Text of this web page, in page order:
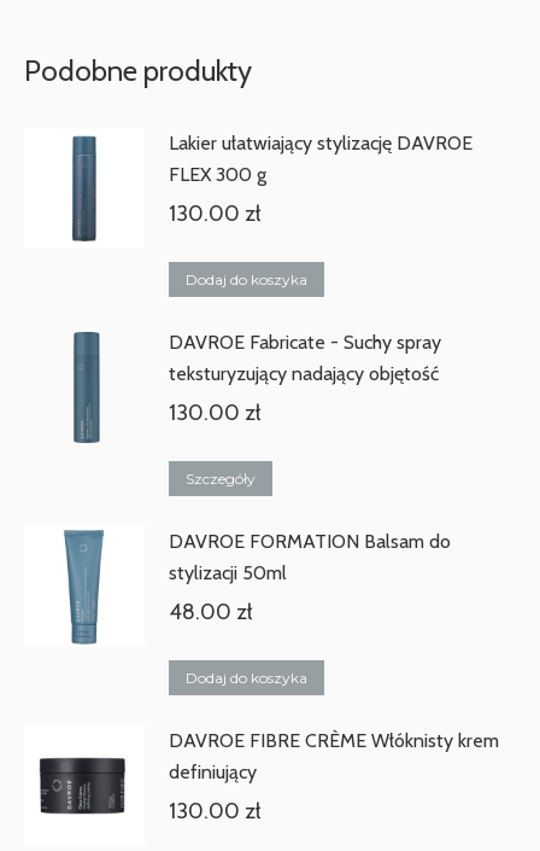
Podobne produkty
Lakier ułatwiający stylizację DAVROE
FLEX 300 g
130.00 zł
Dodaj do koszyka
DAVROE Fabricate - Suchy spray
teksturyzujący nadający objętość
130.00 zł
Szczegóły
DAVROE FORMATION Balsam do
stylizacji 50ml
48.00 zł
Dodaj do koszyka
DAVROE FIBRE CRÈME Włóknisty krem
definiujący
130.00 zł